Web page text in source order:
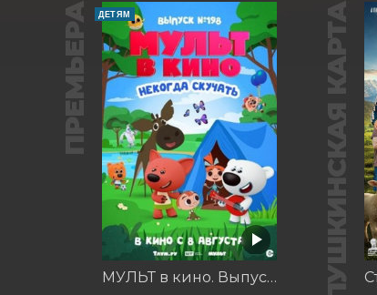
ПРЕМЬЕРА ДЕТЯМ
МУЛЬТ в кино. Выпуск №198. Некогда скучать ПУШКИНСКАЯ КАРТА